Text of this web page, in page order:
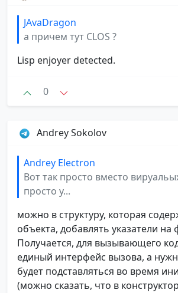
JAvaDragon
а причем тут CLOS ?
Lisp enjoyer detected.
0
Andrey Sokolov
Andrey Electron
Вот так просто вместо
просто у...
можно в структуру, которая
объекта, добавлять указатели на
Получается, для вызывающего
единый интерфейс вызова, а
будет подставляться во время
(можно сказать, что в